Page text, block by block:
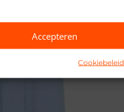
Accepteren
Cookiebeleid